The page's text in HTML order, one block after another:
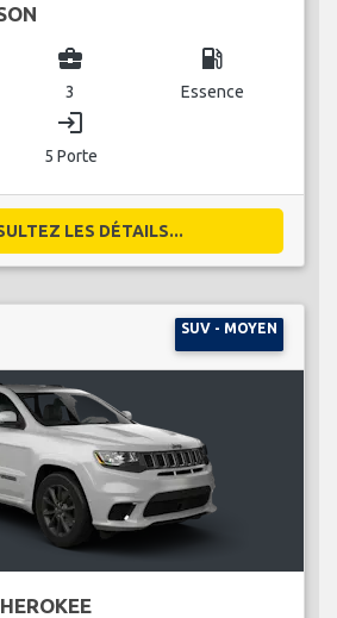
business_center
3
local_gas_station
Essence
login
5 Porte
LES DÉTAILS...
SUV - MOYEN